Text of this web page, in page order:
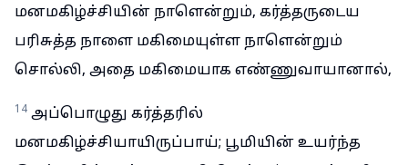
மனமகிழ்ச்சியின் நாளென்றும், கர்த்தருடைய
பரிசுத்த நாளை மகிமையுள்ள நாளென்றும்
சொல்லி, அதை மகிமையாக எண்ணுவாயானால்,
14 அப்பொழுது கர்த்தரில்
மனமகிழ்ச்சியாயிருப்பாய்; பூமியின் உயர்ந்த